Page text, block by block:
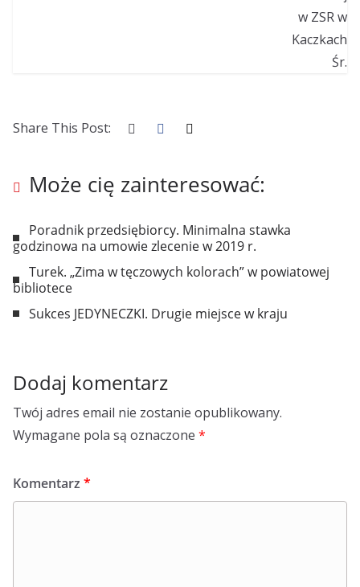
Share This Post:
Może cię zainteresować:
Poradnik przedsiębiorcy. Minimalna stawka
godzinowa na umowie zlecenie w 2019 r.
Turek. „Zima w tęczowych kolorach” w powiatowej
bibliotece
Sukces JEDYNECZKI. Drugie miejsce w kraju
Dodaj komentarz
Twój adres email nie zostanie opublikowany.
Wymagane pola są oznaczone *
Komentarz *